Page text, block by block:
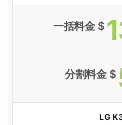
一括料金 $
分割料金 $
LG